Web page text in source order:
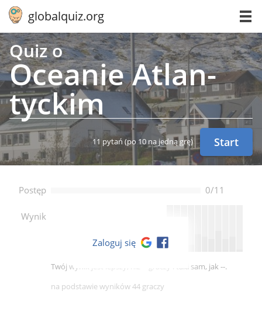
globalquiz.org
Quiz o
Oceanie Atlan­
tyc­kim
11 pytań (po 10 na jedną grę) Start
Postęp 0/11
Wynik --
Twój wynik jest lepszy, niż -- graczy i taki sam, jak --.
na podstawie wyników 44 graczy
Zaloguj się